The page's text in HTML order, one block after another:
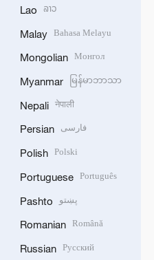
Lao ລາວ
Malay Bahasa Melayu
Mongolian Монгол
Myanmar မြန်မာဘာသာ
Nepali नेपाली
Persian فارسی
Polish Polski
Portuguese Português
Pashto پښتو
Romanian Română
Russian Русский